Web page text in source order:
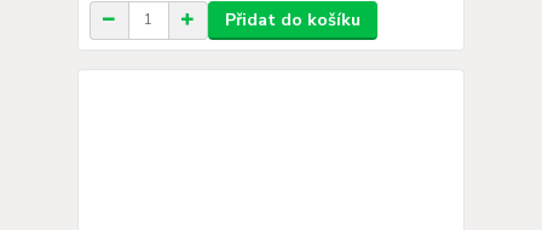
Přidat do košíku